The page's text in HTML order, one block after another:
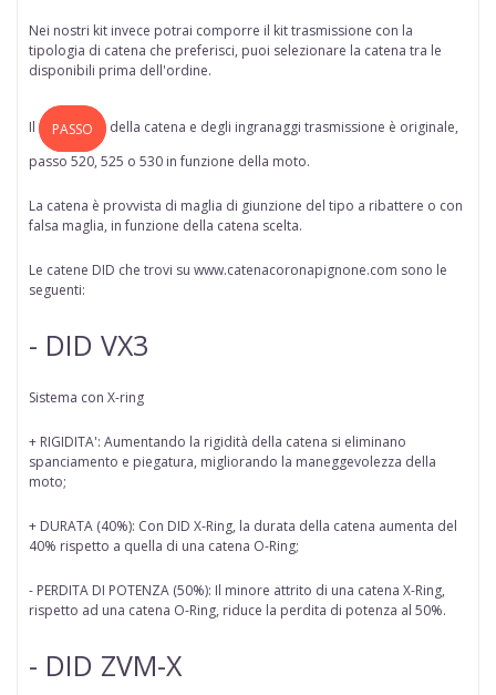
Nei nostri kit invece potrai comporre il kit trasmissione con la
tipologia di catena che preferisci, puoi selezionare la catena tra le
disponibili prima dell'ordine.
Il PASSO della catena e degli ingranaggi trasmissione è originale,
passo 520, 525 o 530 in funzione della moto.
La catena è provvista di maglia di giunzione del tipo a ribattere o con
falsa maglia, in funzione della catena scelta.
Le catene DID che trovi su www.catenacoronapignone.com sono le
seguenti:
- DID VX3
Sistema con X-ring
+ RIGIDITA': Aumentando la rigidità della catena si eliminano
spanciamento e piegatura, migliorando la maneggevolezza della
moto;
+ DURATA (40%): Con DID X-Ring, la durata della catena aumenta del
40% rispetto a quella di una catena O-Ring;
- PERDITA DI POTENZA (50%): Il minore attrito di una catena X-Ring,
rispetto ad una catena O-Ring, riduce la perdita di potenza al 50%.
- DID ZVM-X